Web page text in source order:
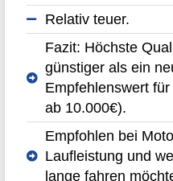
Relativ teuer.
Fazit: Höchste
günstiger als ein
Empfehlenswert
ab 10.000€).
Empfohlen bei
Laufleistung und
lange fahren